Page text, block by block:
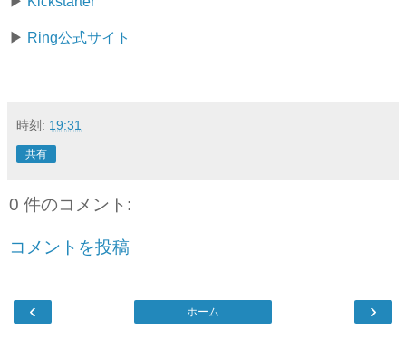
▶ Ring公式サイト
時刻: 19:31
共有
0 件のコメント:
コメントを投稿
‹ ›
ホーム